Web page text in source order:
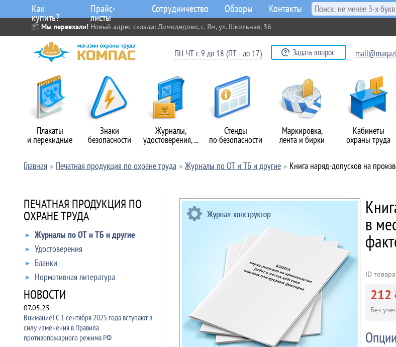
📦 Мы переехали! Новый адрес склада: Домодедово, с. Ям, ул. Школьная, 36
Плакаты
и перекидные
Знаки
безопасности
Журналы,
удостоверения, ...
Стенды
по безопасности
Маркировка,
лента и бирки
Кабинеты
охраны труда
Как
купить?
Прайс-
листы
Сотрудничество Обзоры Контакты
ПН-ЧТ с 9 до 18 (ПТ - до 17) Задать вопрос
Главная Печатная продукция по охране труда Журналы по ОТ и ТБ и другие Книга наряд-допусков на
ПЕЧАТНАЯ ПРОДУКЦИЯ ПО
ОХРАНЕ ТРУДА
Журналы по ОТ и ТБ и другие
Удостоверения
Бланки
Нормативная литература
НОВОСТИ
07.05.25
Внимание! С 1 сентября 2025 года вступают в
силу изменения в Правила
противопожарного режима РФ
в
ID
212
Без
Опции